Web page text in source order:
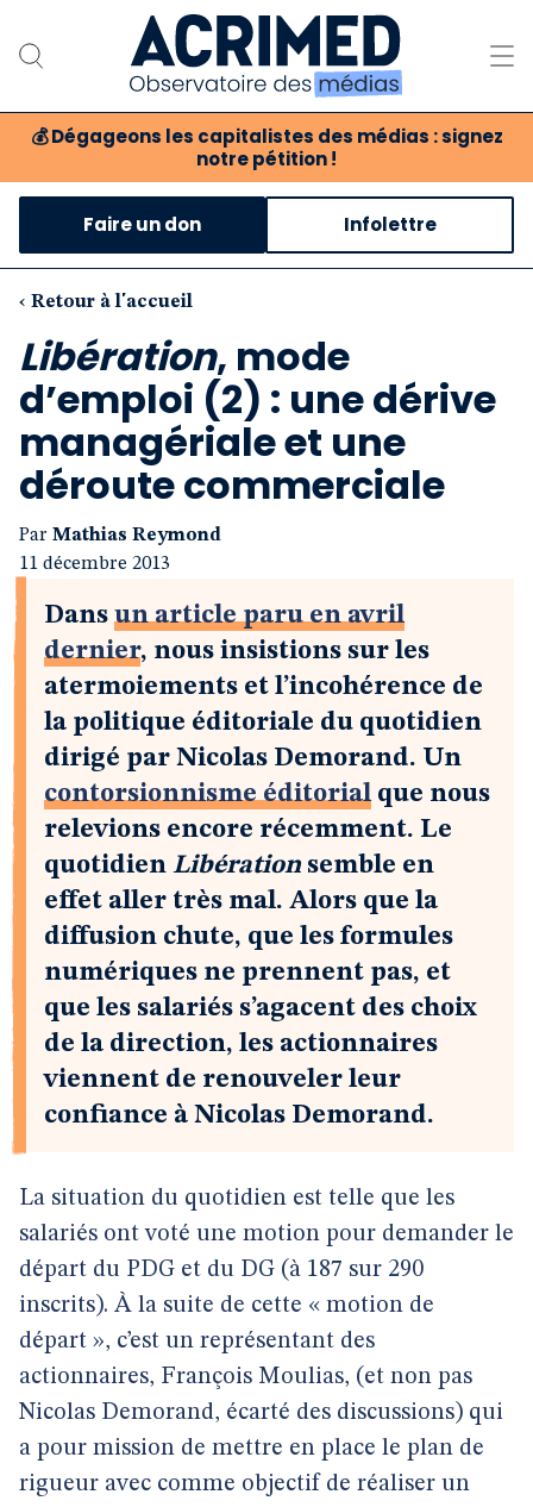
💰 Dégageons les capitalistes des médias : signez
notre pétition !
Notre association
Notre critique des médias
Nos propositions
Notre revue
Boutique
Faire un don Infolettre
‹ Retour à l'accueil
Libération, mode
d’emploi (2) : une dérive
managériale et une
déroute commerciale
Par Mathias Reymond
11 décembre 2013
Dans un article paru en avril
dernier, nous insistions sur les
atermoiements et l’incohérence de
la politique éditoriale du quotidien
dirigé par Nicolas Demorand. Un
contorsionnisme éditorialque nous
relevions encore récemment. Le
quotidien Libération semble en
effet aller très mal. Alors que la
diffusion chute, que les formules
numériques ne prennent pas, et
que les salariés s’agacent des choix
de la direction, les actionnaires
viennent de renouveler leur
confiance à Nicolas Demorand.
La situation du quotidien est telle que les
salariés ont voté une motion pour demander le
départ du PDG et du DG (à 187 sur 290
inscrits). À la suite de cette « motion de
départ », c’est un représentant des
actionnaires, François Moulias, (et non pas
Nicolas Demorand, écarté des discussions) qui
a pour mission de mettre en place le plan de
rigueur avec comme objectif de réaliser un